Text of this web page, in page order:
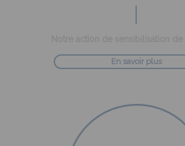
En savoir plus